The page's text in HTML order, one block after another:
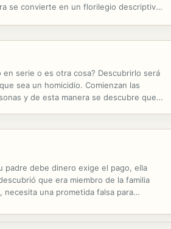
se convierte en un florilegio descriptivo
serie o es otra cosa? Descubrirlo será
sea un homicidio. Comienzan las
y de esta manera se descubre que
padre debe dinero exige el pago, ella
que era miembro de la familia
una prometida falsa para